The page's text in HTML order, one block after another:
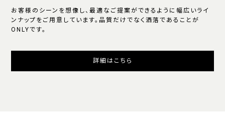
お客様のシーンを想像し、最適なご提案ができるように幅広いライ
ンナップをご用意しています。品質だけでなく洒落であることが
ONLYです。
詳細はこちら